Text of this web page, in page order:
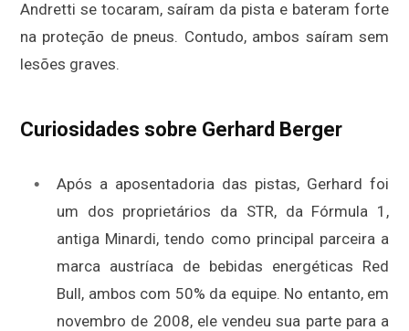
Andretti se tocaram, saíram da pista e bateram forte
na proteção de pneus. Contudo, ambos saíram sem
lesões graves.
Curiosidades sobre Gerhard Berger
Após a aposentadoria das pistas, Gerhard foi
um dos proprietários da STR, da Fórmula 1,
antiga Minardi, tendo como principal parceira a
marca austríaca de bebidas energéticas Red
Bull, ambos com 50% da equipe. No entanto, em
novembro de 2008, ele vendeu sua parte para a